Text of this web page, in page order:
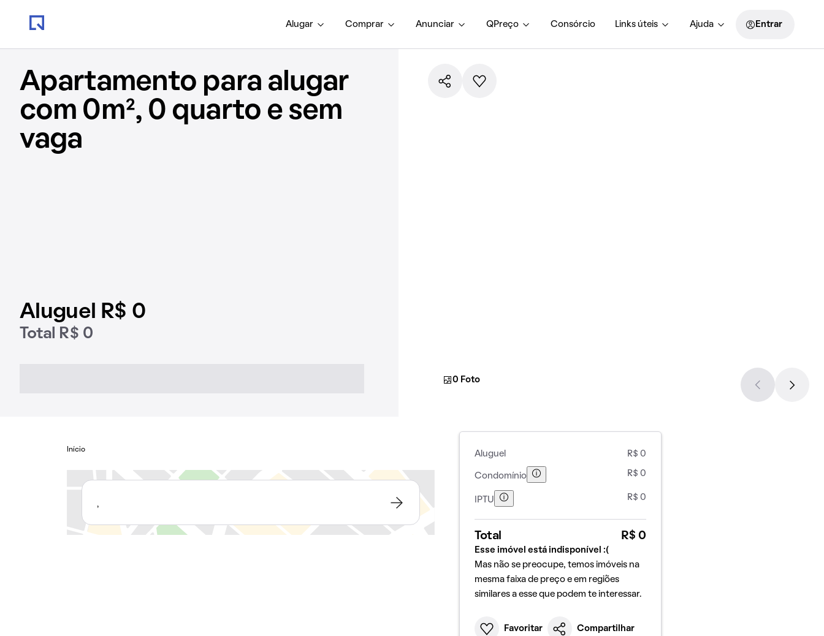
Alugar Comprar Anunciar QPreço Consórcio Links úteis Ajuda Entrar
Apartamento para alugar
com 0m², 0 quarto e sem
vaga
Aluguel R$ 0
Total R$ 0
0 Foto
Início
,
Aluguel R$ 0
Condomínio R$ 0
IPTU R$ 0
Total R$ 0
Esse imóvel está indisponível :(
Mas não se preocupe, temos imóveis na
mesma faixa de preço e em regiões
similares a esse que podem te interessar.
Favoritar Compartilhar